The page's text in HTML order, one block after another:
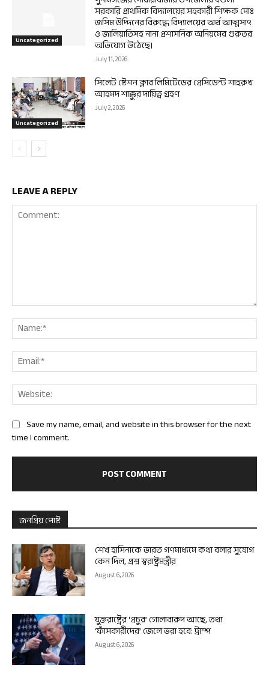
Uncategorized
সরকারি প্রাথমিক বিদ্যালয়ের সহকারী শিক্ষক মোঃ
জসিম উদ্দিনের বিরুদ্ধে বিদ্যালয়ের অর্থ আত্মসাৎ
ও জালিয়াতিসহ নানা প্রশাসনিক অনিয়মের গুরুতর
অভিযোগ উঠেছে।
July 11, 2026
Uncategorized
সিলেট ষ্টেশন ক্লাব লিমিটেডের প্রেসিডেন্ট শাহরুখ
আহমদ শাক্কুর দায়িত্ব গ্রহণ
July 2, 2026
LEAVE A REPLY
Save my name, email, and website in this browser for the next
time I comment.
জনপ্রিয় পোষ্ট
শেখ হাসিনাকে ভারত গণমাধ্যমে কথা বলার সুযোগ
কেন দিল, প্রশ্ন স্বরাষ্ট্রমন্ত্রীর
August 6, 2026
যুক্তরাষ্ট্রের ‘প্রচুর’ গোলাবারুদ আছে, তথ্য
‘ফাঁসকারীদের’ জেলে ভরা হবে: ট্রাম্প
August 6, 2026